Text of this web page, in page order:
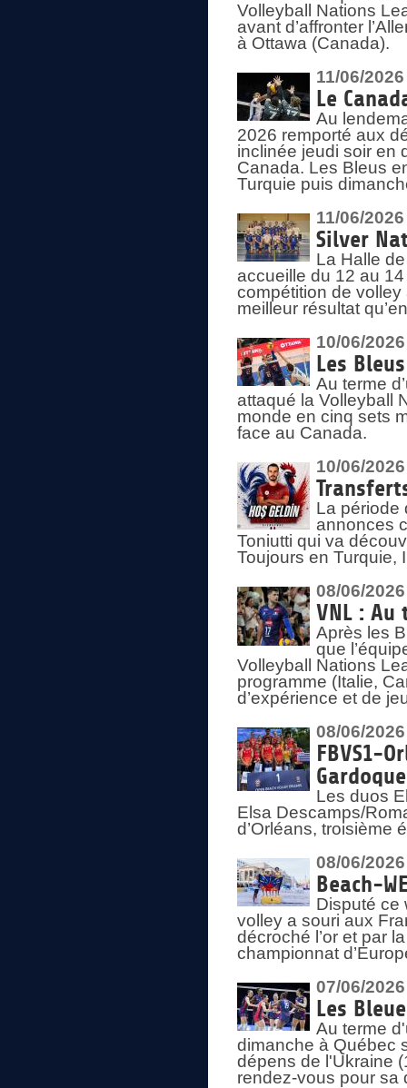
Volleyball Nations
avant d’affronter
à Ottawa (Canada).
11/06/2026
Le
Au
2026 remporté aux
inclinée jeudi soir en
Canada. Les Bleus
Turquie puis
11/06/2026
Silver
La Halle
accueille du 12 au
compétition de
meilleur résultat
10/06/2026
Les
Au terme
attaqué la Volleyball
monde en cinq sets
face au Canada.
10/06/2026
La période
annonces
Toniutti qui va
Toujours en Turquie,
08/06/2026
VNL : Au
Après les
que
Volleyball Nations
programme (Italie,
d’expérience et de
08/06/2026
FBVS1-
Les duos
Elsa Descamps/
d’Orléans, troisième
08/06/2026
Beach-
Disputé ce
volley a souri aux
décroché l’or et par
championnat
07/06/2026
Les
Au terme
dimanche à Québec
dépens de l'Ukraine
rendez-vous pour sa